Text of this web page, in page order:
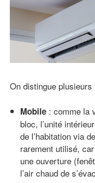
On distingue
Mobile : comme la
bloc, l’unité
de l’habitation via
rarement utilisé,
une ouverture
l’air chaud de